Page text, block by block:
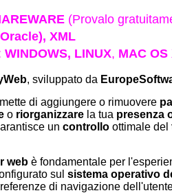
(Provalo
XML
WINDOWS, LINUX, MAC OS
, sviluppato da
di aggiungere o rimuovere
o riorganizzare la tua presenza
un controllo ottimale del
web è fondamentale per
sul sistema operativo
di navigazione